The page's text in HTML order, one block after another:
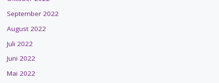
September 2022
August 2022
Juli 2022
Juni 2022
Mai 2022